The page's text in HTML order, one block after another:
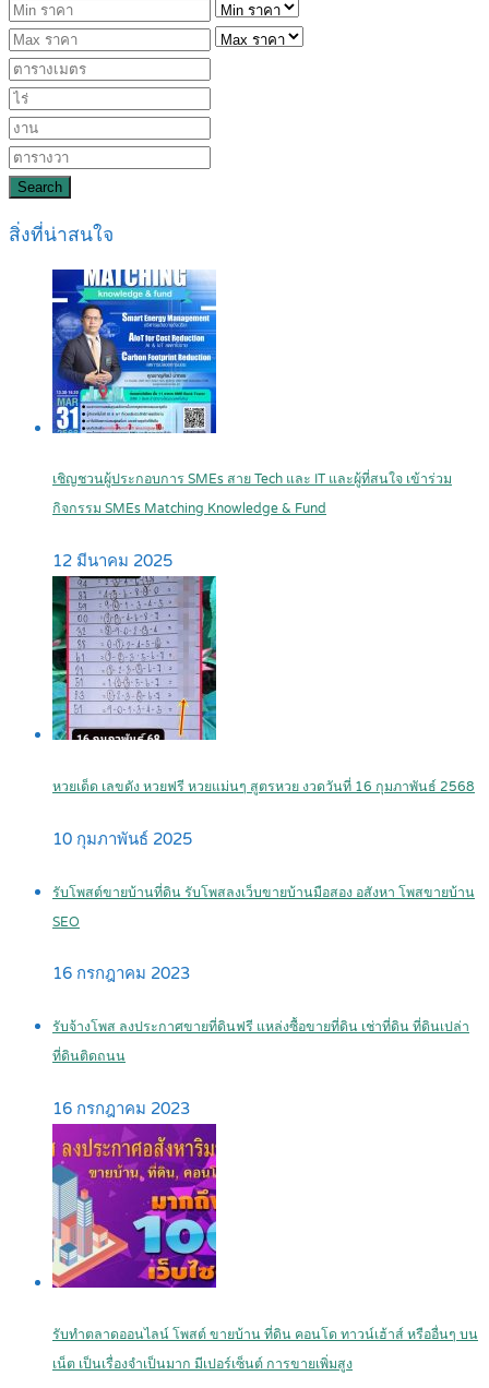
Search
สิ่งที่น่าสนใจ
เชิญชวนผู้ประกอบการ SMEs สาย Tech และ IT และผู้ที่สนใจ เข้าร่วม
กิจกรรม SMEs Matching Knowledge & Fund
12 มีนาคม 2025
หวยเด็ด เลขดัง หวยฟรี หวยแม่นๆ สูตรหวย งวดวันที่ 16 กุมภาพันธ์ 2568
10 กุมภาพันธ์ 2025
รับโพสต์ขายบ้านที่ดิน รับโพสลงเว็บขายบ้านมือสอง อสังหา โพสขายบ้าน
SEO
16 กรกฎาคม 2023
รับจ้างโพส ลงประกาศขายที่ดินฟรี แหล่งซื้อขายที่ดิน เช่าที่ดิน ที่ดินเปล่า
ที่ดินติดถนน
16 กรกฎาคม 2023
รับทำตลาดออนไลน์ โพสต์ ขายบ้าน ที่ดิน คอนโด ทาวน์เฮ้าส์ หรืออื่นๆ บน
เน็ต เป็นเรื่องจำเป็นมาก มีเปอร์เซ็นต์ การขายเพิ่มสูง